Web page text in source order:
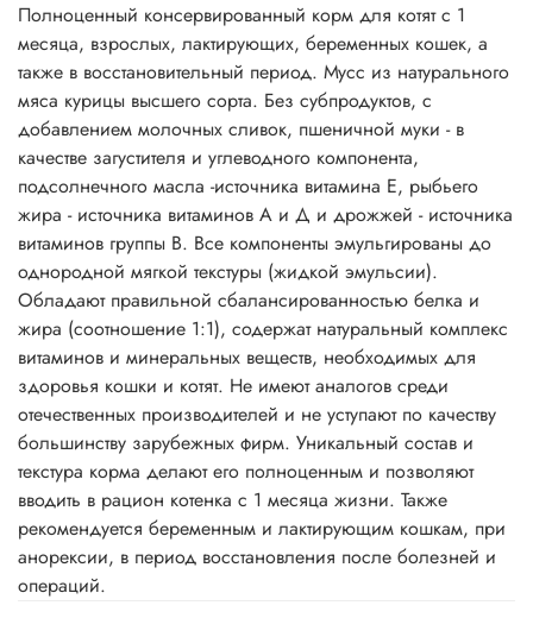
Полноценный консервированный корм для котят с 1
месяца, взрослых, лактирующих, беременных кошек, а
также в восстановительный период. Мусс из натурального
мяса курицы высшего сорта. Без субпродуктов, с
добавлением молочных сливок, пшеничной муки - в
качестве загустителя и углеводного компонента,
подсолнечного масла -источника витамина Е, рыбьего
жира - источника витаминов А и Д и дрожжей - источника
витаминов группы В. Все компоненты эмульгированы до
однородной мягкой текстуры (жидкой эмульсии).
Обладают правильной сбалансированностью белка и
жира (соотношение 1:1), содержат натуральный комплекс
витаминов и минеральных веществ, необходимых для
здоровья кошки и котят. Не имеют аналогов среди
отечественных производителей и не уступают по качеству
большинству зарубежных фирм. Уникальный состав и
текстура корма делают его полноценным и позволяют
вводить в рацион котенка с 1 месяца жизни. Также
рекомендуется беременным и лактирующим кошкам, при
анорексии, в период восстановления после болезней и
операций.